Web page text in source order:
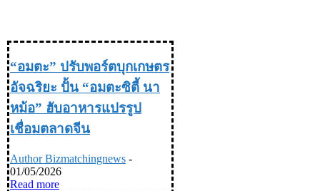
“อมตะ” ปรับพอร์ตบุกเกษตร
อัจฉริยะ ปั้น “อมตะซิตี้ นา
หม้อ” ฮับอาหารแปรรูป
เชื่อมตลาดจีน
Author Bizmatchingnews -
01/05/2026
Read more